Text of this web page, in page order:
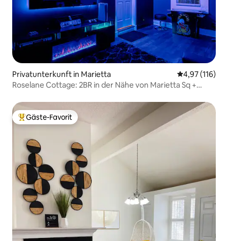
Privatunterkunft in Marietta
4,97 (116)
Roselane Cottage: 2BR in der Nähe von Marietta Sq +
Beliebter Gäste-Favorit.
Gäste-Favorit